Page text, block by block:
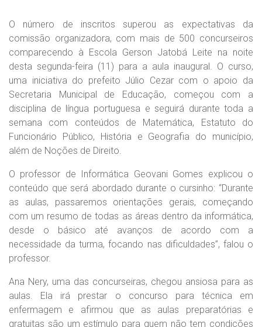
O número de inscritos superou as expectativas da
comissão organizadora, com mais de 500 concurseiros
comparecendo à Escola Gerson Jatobá Leite na noite
desta segunda-feira (11) para a aula inaugural. O curso,
uma iniciativa do prefeito Júlio Cezar com o apoio da
Secretaria Municipal de Educação, começou com a
disciplina de língua portuguesa e seguirá durante toda a
semana com conteúdos de Matemática, Estatuto do
Funcionário Público, História e Geografia do município,
além de Noções de Direito.
O professor de Informática Geovani Gomes explicou o
conteúdo que será abordado durante o cursinho: “Durante
as aulas, passaremos orientações gerais, começando
com um resumo de todas as áreas dentro da informática,
desde o básico até avanços de acordo com a
necessidade da turma, focando nas dificuldades”, falou o
professor.
Ana Nery, uma das concurseiras, chegou ansiosa para as
aulas. Ela irá prestar o concurso para técnica em
enfermagem e afirmou que as aulas preparatórias e
gratuitas são um estímulo para quem não tem condições